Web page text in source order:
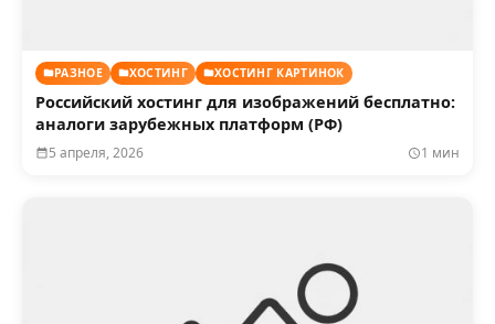
РАЗНОЕ ХОСТИНГ ХОСТИНГ КАРТИНОК
Российский хостинг для изображений бесплатно:
аналоги зарубежных платформ (РФ)
5 апреля, 2026 1 мин